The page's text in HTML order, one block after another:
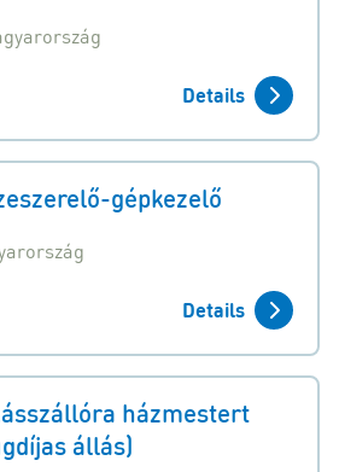
Details
gépkezelő
Details
házmestert
állás)